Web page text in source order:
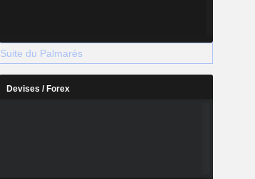
Suite du Palmarès
Devises / Forex